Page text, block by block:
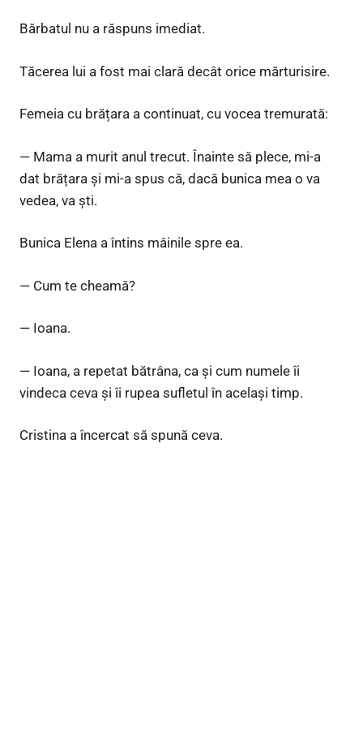
Bărbatul nu a răspuns imediat.
Tăcerea lui a fost mai clară decât orice mărturisire.
Femeia cu brățara a continuat, cu vocea tremurată:
— Mama a murit anul trecut. Înainte să plece, mi-a
dat brățara și mi-a spus că, dacă bunica mea o va
vedea, va ști.
Bunica Elena a întins mâinile spre ea.
— Cum te cheamă?
— Ioana.
— Ioana, a repetat bătrâna, ca și cum numele îi
vindeca ceva și îi rupea sufletul în același timp.
Cristina a încercat să spună ceva.